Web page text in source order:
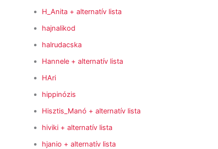
H_Anita + alternatív lista
hajnalikod
halrudacska
Hannele + alternatív lista
HAri
hippinózis
Hisztis_Manó + alternatív lista
hiviki + alternatív lista
hjanio + alternatív lista